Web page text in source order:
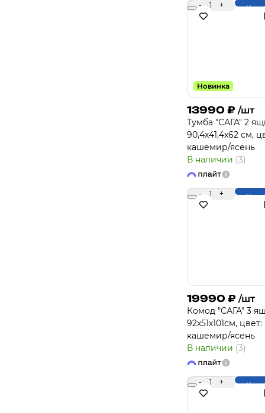
- 1 +
Новинка
13990 ₽ /шт
Тумба "САГА" 2
90,4х41,4х62 см,
кашемир/ясень
В наличии (3)
- 1 +
19990 ₽ /шт
Комод "САГА" 3
92х51x101см, цвет:
кашемир/ясень
В наличии (3)
- 1 +